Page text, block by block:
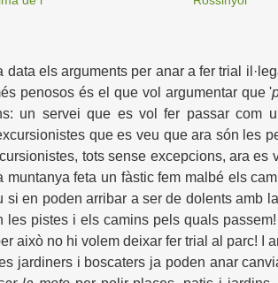
data els arguments per anar a fer trial
penosos és el que vol argumentar que '
un servei que es vol fer passar com
que es veu que ara són les
tots sense excepcions, ara es
muntanya feta un fàstic fem malbé els
si en poden arribar a ser de dolents amb
les pistes i els camins pels quals
això no hi volem deixar fer trial al parc! I
jardiners i boscaters ja poden anar